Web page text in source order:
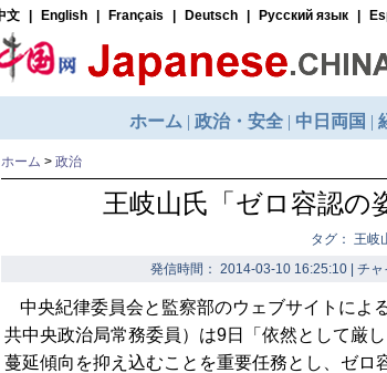
ホーム > 政治
王岐山氏「ゼロ容認の
タグ： 王
発信時間： 2014-03-10 16:25:10 | チャ
中央紀律委員会と監察部のウェブサイトによ
共中央政治局常務委員）は9日「依然として厳
蔓延傾向を抑え込むことを重要任務とし、ゼロ